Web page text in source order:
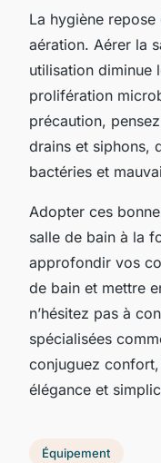
La hygiène
aération. Aérer la
utilisation diminue
prolifération
précaution,
drains et siphons,
bactéries et
Adopter ces
salle de bain à la
approfondir vos
de bain et mettre
n’hésitez pas à
spécialisées
conjuguez
élégance et
Équipement